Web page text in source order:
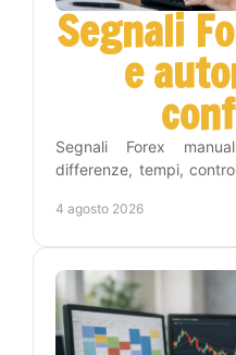
Segnali
e
Segnali Forex
differenze, tempi,
4 agosto 2026